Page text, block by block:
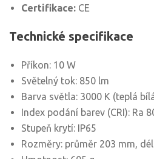
Certifikace: CE
Technické specifikace
Příkon: 10 W
Světelný tok: 850 lm
Barva světla: 3000 K (teplá
Index podání barev (CRI): Ra
Stupeň krytí: IP65
Rozměry: průměr 203 mm,